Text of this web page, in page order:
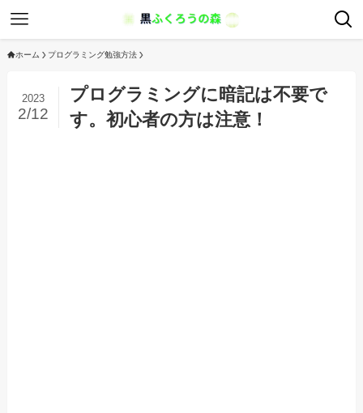
ホーム プログラミング勉強方法
プログラミングに暗記は不要で
す。初心者の方は注意！
2023
2/12